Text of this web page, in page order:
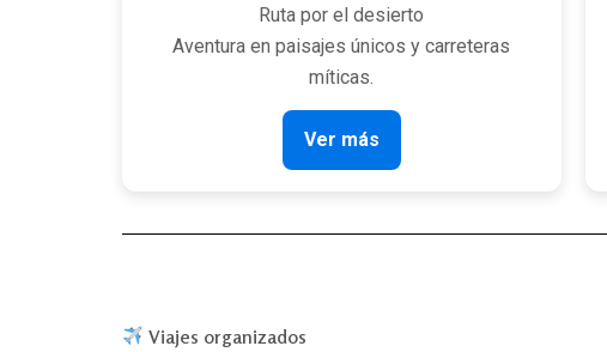
Ruta por el desierto
Aventura en paisajes únicos y carreteras
míticas.
Ver más
Viajes organizados